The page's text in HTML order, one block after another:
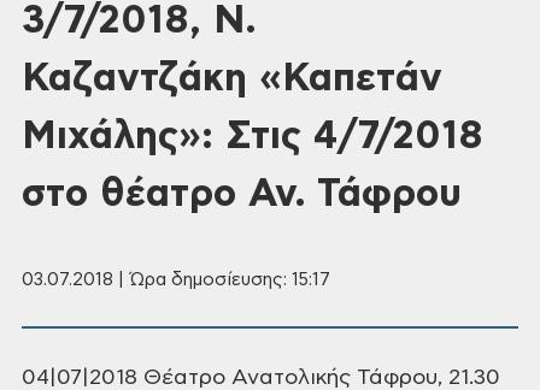
3/7/2018, Ν.
Καζαντζάκη «Καπετάν
Μιχάλης»: Στις 4/7/2018
στο θέατρο Αν. Τάφρου
03.07.2018 | Ώρα δημοσίευσης: 15:17
04|07|2018 Θέατρο Ανατολικής Τάφρου, 21.30